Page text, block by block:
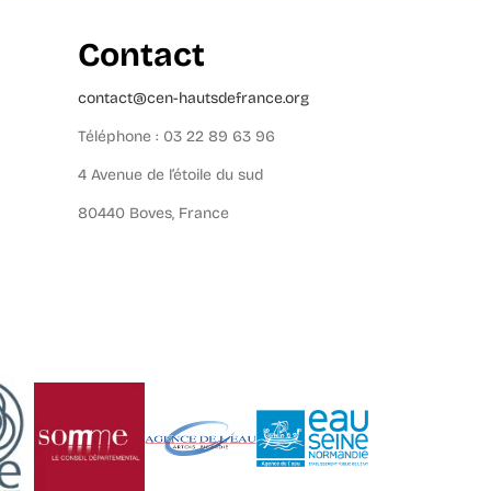
Contact
contact@cen-hautsdefrance.org
Téléphone : 03 22 89 63 96
4 Avenue de l’étoile du sud
80440 Boves, France